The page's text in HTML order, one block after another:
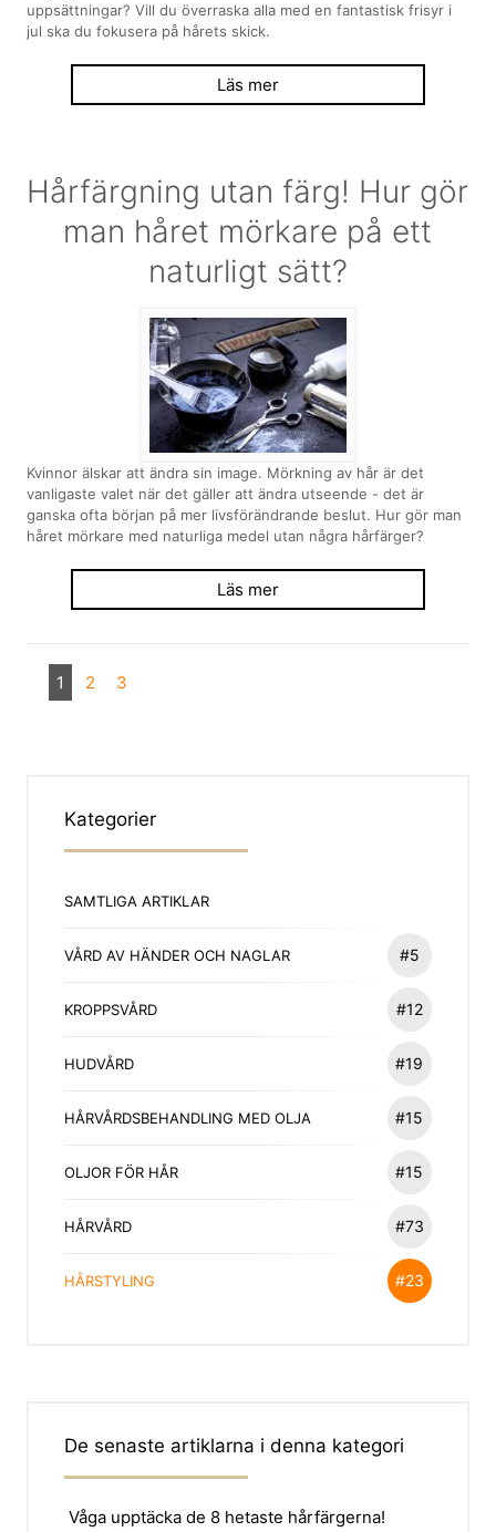
uppsättningar? Vill du överraska alla med en fantastisk frisyr i
jul ska du fokusera på hårets skick.
Läs mer
Hårfärgning utan färg! Hur gör
man håret mörkare på ett
naturligt sätt?
Kvinnor älskar att ändra sin image. Mörkning av hår är det
vanligaste valet när det gäller att ändra utseende - det är
ganska ofta början på mer livsförändrande beslut. Hur gör man
håret mörkare med naturliga medel utan några hårfärger?
Läs mer
1 2 3
Kategorier
SAMTLIGA ARTIKLAR
VÅRD AV HÄNDER OCH NAGLAR #5
KROPPSVÅRD #12
HUDVÅRD #19
HÅRVÅRDSBEHANDLING MED OLJA #15
OLJOR FÖR HÅR #15
HÅRVÅRD #73
HÅRSTYLING #23
De senaste artiklarna i denna kategori
Våga upptäcka de 8 hetaste hårfärgerna!